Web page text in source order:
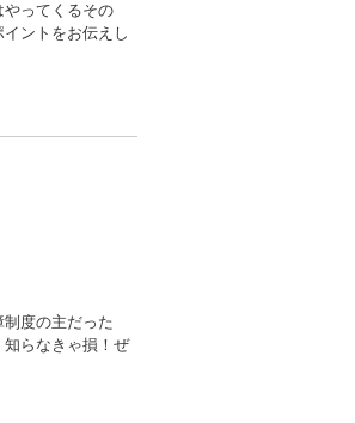
ってくるその
ントをお伝えし
度の主だった
知らなきゃ損！ぜ